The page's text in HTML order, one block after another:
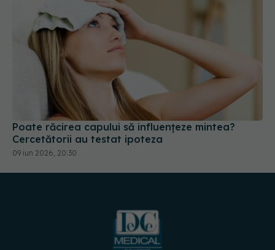
Poate răcirea capului să influențeze mintea?
Cercetătorii au testat ipoteza
09 iun 2026, 20:30